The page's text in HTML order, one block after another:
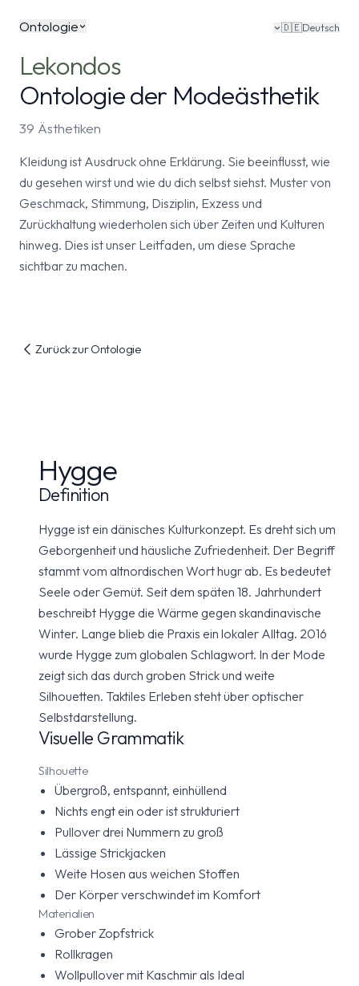
Ontologie 🇩🇪Deutsch
Lekondos
Ontologie der Modeästhetik
39 Ästhetiken
Kleidung ist Ausdruck ohne Erklärung. Sie beeinflusst, wie
du gesehen wirst und wie du dich selbst siehst. Muster von
Geschmack, Stimmung, Disziplin, Exzess und
Zurückhaltung wiederholen sich über Zeiten und Kulturen
hinweg. Dies ist unser Leitfaden, um diese Sprache
sichtbar zu machen.
Zurück zur Ontologie
Hygge
Definition
Hygge ist ein dänisches Kulturkonzept. Es dreht sich um
Geborgenheit und häusliche Zufriedenheit. Der Begriff
stammt vom altnordischen Wort hugr ab. Es bedeutet
Seele oder Gemüt. Seit dem späten 18. Jahrhundert
beschreibt Hygge die Wärme gegen skandinavische
Winter. Lange blieb die Praxis ein lokaler Alltag. 2016
wurde Hygge zum globalen Schlagwort. In der Mode
zeigt sich das durch groben Strick und weite
Silhouetten. Taktiles Erleben steht über optischer
Selbstdarstellung.
Visuelle Grammatik
Silhouette
Übergroß, entspannt, einhüllend
Nichts engt ein oder ist strukturiert
Pullover drei Nummern zu groß
Lässige Strickjacken
Weite Hosen aus weichen Stoffen
Der Körper verschwindet im Komfort
Materialien
Grober Zopfstrick
Rollkragen
Wollpullover mit Kaschmir als Ideal